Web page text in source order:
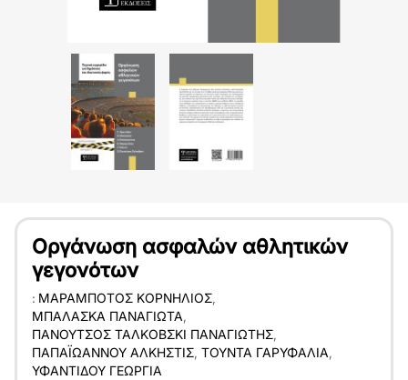
Οργάνωση ασφαλών αθλητικών
γεγονότων
: ΜΑΡΑΜΠΌΤΟΣ ΚΟΡΝΉΛΙΟΣ
ΜΠΑΛΆΣΚΑ ΠΑΝΑΓΙΏΤΑ
ΠΑΝΟΎΤΣΟΣ ΤΑΛΚΌΒΣΚΙ ΠΑΝΑΓΙΏΤΗΣ
ΠΑΠΑΪΩΆΝΝΟΥ ΆΛΚΗΣΤΙΣ ΤΟΎΝΤΑ ΓΑΡΥΦΑΛΙΆ
ΥΦΑΝΤΊΔΟΥ ΓΕΩΡΓΊΑ